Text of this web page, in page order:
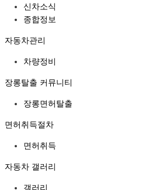
신차소식
종합정보
자동차관리
차량정비
장롱탈출 커뮤니티
장롱면허탈출
면허취득절차
면허취득
자동차 갤러리
갤러리